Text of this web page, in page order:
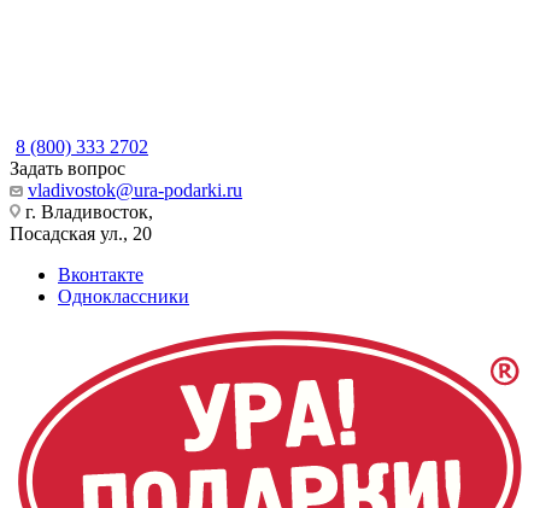
8 (800) 333 2702
Задать вопрос
vladivostok@ura-podarki.ru
г. Владивосток,
Посадская ул., 20
Вконтакте
Одноклассники